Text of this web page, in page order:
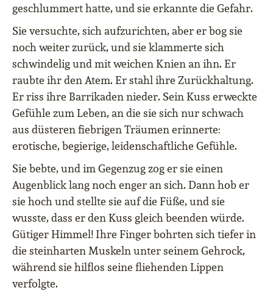
geschlummert hatte, und sie erkannte die Gefahr.
Sie versuchte, sich aufzurichten, aber er bog sie
noch weiter zurück, und sie klammerte sich
schwindelig und mit weichen Knien an ihn. Er
raubte ihr den Atem. Er stahl ihre Zurückhaltung.
Er riss ihre Barrikaden nieder. Sein Kuss erweckte
Gefühle zum Leben, an die sie sich nur schwach
aus düsteren fiebrigen Träumen erinnerte:
erotische, begierige, leidenschaftliche Gefühle.
Sie bebte, und im Gegenzug zog er sie einen
Augenblick lang noch enger an sich. Dann hob er
sie hoch und stellte sie auf die Füße, und sie
wusste, dass er den Kuss gleich beenden würde.
Gütiger Himmel! Ihre Finger bohrten sich tiefer in
die steinharten Muskeln unter seinem Gehrock,
während sie hilflos seine fliehenden Lippen
verfolgte.